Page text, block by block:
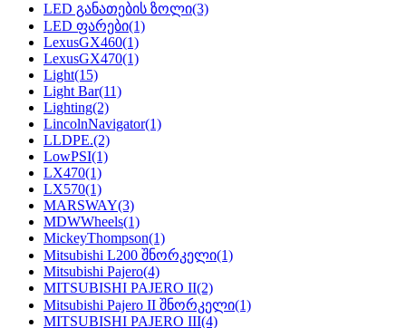
LED განათების ზოლი(3)
LED ფარები(1)
LexusGX460(1)
LexusGX470(1)
Light(15)
Light Bar(11)
Lighting(2)
LincolnNavigator(1)
LLDPE.(2)
LowPSI(1)
LX470(1)
LX570(1)
MARSWAY(3)
MDWWheels(1)
MickeyThompson(1)
Mitsubishi L200 შნორკელი(1)
Mitsubishi Pajero(4)
MITSUBISHI PAJERO II(2)
Mitsubishi Pajero II შნორკელი(1)
MITSUBISHI PAJERO III(4)